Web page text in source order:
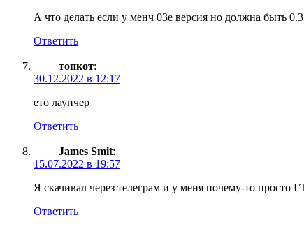
А что делать если у менч 03е версия но должна быть
Ответить
топкот:
30.12.2022 в 12:17
ето лаунчер
Ответить
James Smit:
15.07.2022 в 19:57
Я скачивал через телеграм и у меня почему-то просто
Ответить